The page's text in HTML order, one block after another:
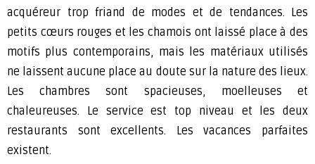
acquéreur trop friand de modes et de tendances. Les
petits cœurs rouges et les chamois ont laissé place à des
motifs plus contemporains, mais les matériaux utilisés
ne laissent aucune place au doute sur la nature des lieux.
Les chambres sont spacieuses, moelleuses et
chaleureuses. Le service est top niveau et les deux
restaurants sont excellents. Les vacances parfaites
existent.